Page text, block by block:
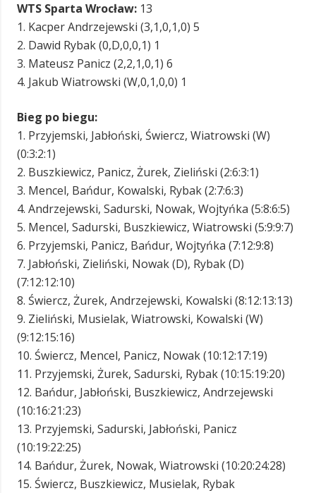
WTS Sparta Wrocław: 13
1. Kacper Andrzejewski (3,1,0,1,0) 5
2. Dawid Rybak (0,D,0,0,1) 1
3. Mateusz Panicz (2,2,1,0,1) 6
4. Jakub Wiatrowski (W,0,1,0,0) 1
Bieg po biegu:
1. Przyjemski, Jabłoński, Świercz, Wiatrowski (W)
(0:3:2:1)
2. Buszkiewicz, Panicz, Żurek, Zieliński (2:6:3:1)
3. Mencel, Bańdur, Kowalski, Rybak (2:7:6:3)
4. Andrzejewski, Sadurski, Nowak, Wojtyńka (5:8:6:5)
5. Mencel, Sadurski, Buszkiewicz, Wiatrowski (5:9:9:7)
6. Przyjemski, Panicz, Bańdur, Wojtyńka (7:12:9:8)
7. Jabłoński, Zieliński, Nowak (D), Rybak (D)
(7:12:12:10)
8. Świercz, Żurek, Andrzejewski, Kowalski (8:12:13:13)
9. Zieliński, Musielak, Wiatrowski, Kowalski (W)
(9:12:15:16)
10. Świercz, Mencel, Panicz, Nowak (10:12:17:19)
11. Przyjemski, Żurek, Sadurski, Rybak (10:15:19:20)
12. Bańdur, Jabłoński, Buszkiewicz, Andrzejewski
(10:16:21:23)
13. Przyjemski, Sadurski, Jabłoński, Panicz
(10:19:22:25)
14. Bańdur, Żurek, Nowak, Wiatrowski (10:20:24:28)
15. Świercz, Buszkiewicz, Musielak, Rybak